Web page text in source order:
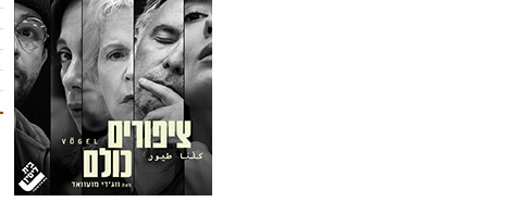
גאה-אירועי הפסטיבל
האופרה הישראלית
האופרה הישראלית 2009/10
האופרה הישראלית 2013/14
האקדמיה למוסיקה ולמחול
בירושלים
הבוסתן
הבלט הישראלי
הבמה הגדולה
הזירה הבין-תחומית
היכל אמנויות הבמה הרצליה
המרכז לתיאטרון עכו
המשכן לאמנויות הבמה